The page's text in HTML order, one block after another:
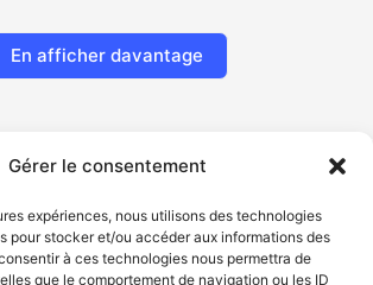
Gérer le consentement
expériences, nous utilisons des technologies
pour stocker et/ou accéder aux informations des
à ces technologies nous permettra de
que le comportement de navigation ou les ID
En afficher davantage